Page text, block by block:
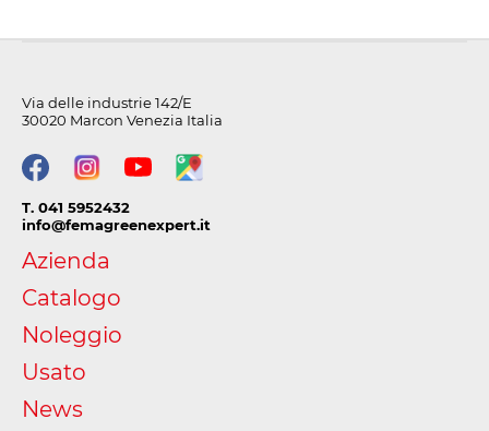
Via delle industrie 142/E
30020 Marcon Venezia Italia
T. 041 5952432
info@femagreenexpert.it
Azienda
Catalogo
Noleggio
Usato
News